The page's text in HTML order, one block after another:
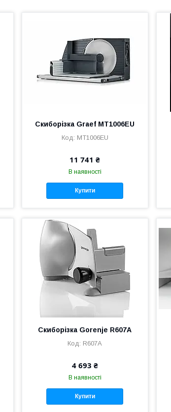
Скиборізка Graef MT1006EU
MT1006EU
11 741 ₴
В наявності
Купити
Скиборізка Gorenje R607A
R607A
4 693 ₴
В наявності
Купити